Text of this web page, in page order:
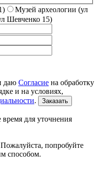
Музей археологии (ул
Шевченко 15)
даю Согласие на обработку
и на условиях,
.
для уточнения
попробуйте
способом.